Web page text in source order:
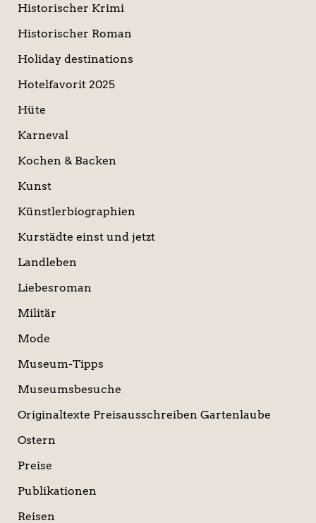
Historischer Krimi
Historischer Roman
Holiday destinations
Hotelfavorit 2025
Hüte
Karneval
Kochen & Backen
Kunst
Künstlerbiographien
Kurstädte einst und jetzt
Landleben
Liebesroman
Militär
Mode
Museum-Tipps
Museumsbesuche
Originaltexte Preisausschreiben Gartenlaube
Ostern
Preise
Publikationen
Reisen